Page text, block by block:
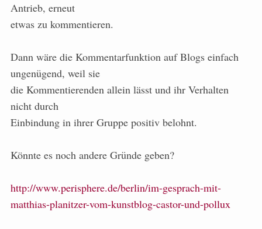
Antrieb, erneut
etwas zu kommentieren.
Dann wäre die Kommentarfunktion auf Blogs einfach
ungenügend, weil sie
die Kommentierenden allein lässt und ihr Verhalten
nicht durch
Einbindung in ihrer Gruppe positiv belohnt.
Könnte es noch andere Gründe geben?
http://www.perisphere.de/berlin/im-gesprach-mit-
matthias-planitzer-vom-kunstblog-castor-und-pollux